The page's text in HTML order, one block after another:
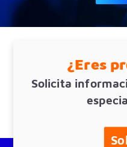
¿Eres
Solicita